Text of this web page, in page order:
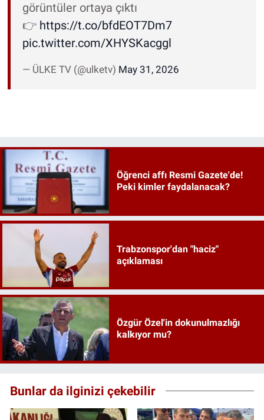
görüntüler ortaya çıktı
👉 https://t.co/bfdEOT7Dm7
pic.twitter.com/XHYSKacggl
— ÜLKE TV (@ulketv) May 31, 2026
Öğrenci affı Resmi Gazete'de!
Peki kimler faydalanacak?
Trabzonspor'dan "haciz"
açıklaması
Özgür Özel'in dokunulmazlığı
kalkıyor mu?
Bunlar da ilginizi çekebilir